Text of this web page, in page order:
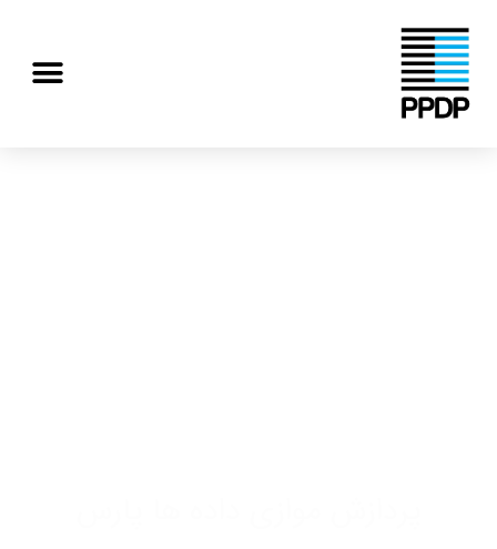
محتوا
منو